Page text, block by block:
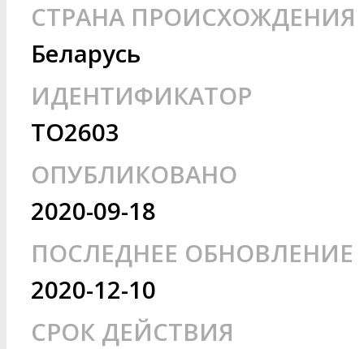
СТРАНА ПРОИСХОЖДЕНИЯ
Беларусь
ИДЕНТИФИКАТОР
TO2603
ОПУБЛИКОВАНО
2020-09-18
ПОСЛЕДНЕЕ ОБНОВЛЕНИЕ
2020-12-10
СРОК ДЕЙСТВИЯ